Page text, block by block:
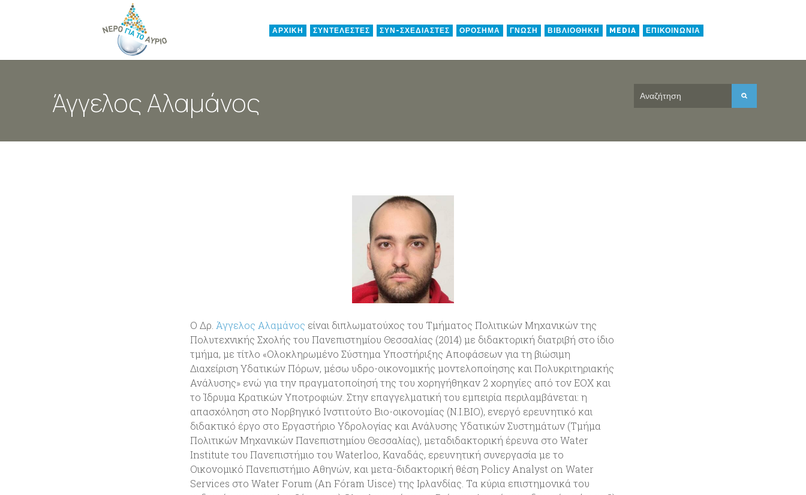
ΑΡΧΙΚΗ ΣΥΝΤΕΛΕΣΤΕΣ ΣΥΝ-ΣΧΕΔΙΑΣΤΕΣ ΟΡΟΣΗΜΑ ΓΝΩΣΗ ΒΙΒΛΙΟΘΗΚΗ MEDIA ΕΠΙΚΟΙΝΩΝΙΑ
Άγγελος Αλαμάνος
Ο Δρ. Άγγελος Αλαμάνος είναι διπλωματούχος του Τμήματος Πολιτικών Μηχανικών της
Πολυτεχνικής Σχολής του Πανεπιστημίου Θεσσαλίας (2014) με διδακτορική διατριβή στο ίδιο
τμήμα, με τίτλο «Ολοκληρωμένο Σύστημα Υποστήριξης Αποφάσεων για τη βιώσιμη
Διαχείριση Υδατικών Πόρων, μέσω υδρο-οικονομικής μοντελοποίησης και Πολυκριτηριακής
Ανάλυσης» ενώ για την πραγματοποίησή της του χορηγήθηκαν 2 χορηγίες από τον ΕΟΧ και
το Ίδρυμα Κρατικών Υποτροφιών. Στην επαγγελματική του εμπειρία περιλαμβάνεται: η
απασχόληση στο Νορβηγικό Ινστιτούτο Βιο-οικονομίας (N.I.BIO), ενεργό ερευνητικό και
διδακτικό έργο στο Εργαστήριο Υδρολογίας και Ανάλυσης Υδατικών Συστημάτων (Τμήμα
Πολιτικών Μηχανικών Πανεπιστημίου Θεσσαλίας), μεταδιδακτορική έρευνα στο Water
Institute του Πανεπιστήμιο του Waterloo, Καναδάς, ερευνητική συνεργασία με το
Οικονομικό Πανεπιστήμιο Αθηνών, και μετα-διδακτορική θέση Policy Analyst on Water
Services στο Water Forum (An Fóram Uisce) της Ιρλανδίας. Τα κύρια επιστημονικά του
Αθηναϊκή Ζυθοποιία
Τηλ.: 210 5384585